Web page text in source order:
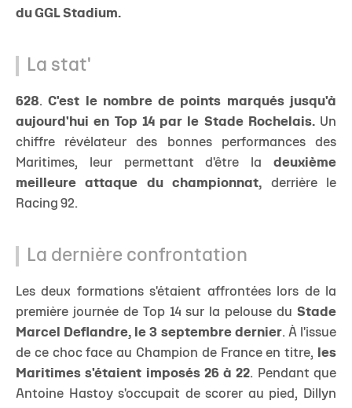
du GGL Stadium.
La stat'
628.C'est le nombre de points marqués jusqu'à
aujourd'hui en Top 14 par le Stade Rochelais.Un
chiffre révélateur des bonnes performances des
Maritimes, leur permettant d'être la deuxième
meilleure attaque du championnat, derrière le
Racing 92.
La dernière confrontation
Les deux formations s'étaient affrontées lors de la
première journée de Top 14 sur la pelouse du Stade
Marcel Deflandre, le 3 septembre dernier. À l'issue
de ce choc face au Champion de France en titre,
les
Maritimes s'étaient imposés 26 à 22. Pendant que
Antoine Hastoy s'occupait de scorer au pied, Dillyn